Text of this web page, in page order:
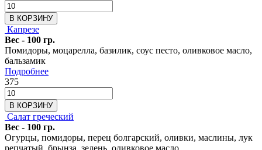
В КОРЗИНУ
Капрезе
Вес - 100 гр.
Помидоры, моцарелла, базилик, соус песто, оливковое масло,
бальзамик
Подробнее
375
В КОРЗИНУ
Салат греческий
Вес - 100 гр.
Огурцы, помидоры, перец болгарский, оливки, маслины, лук
репчатый, брынза, зелень, оливковое масло